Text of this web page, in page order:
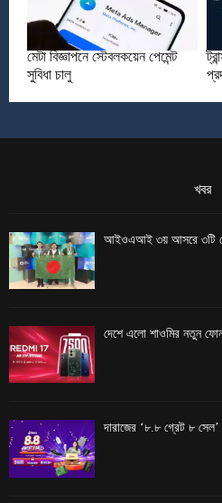
মেটা বিজ্ঞাপনে স্টেবলকয়েন পেমেন্ট
সুবিধা চালু
খবর
আইওএআই ৩য় আসরে ৩টি
দেশে এলো শাওমির নতুন
দারাজের ‘৮.৮ গ্রেট ৮